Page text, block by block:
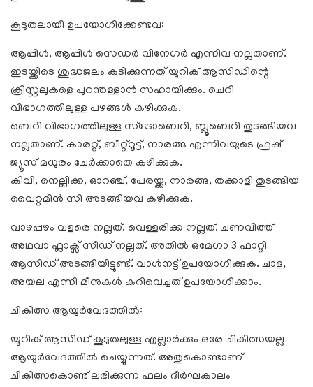
കൂടുതലായി ഉപയോഗിക്കേണ്ടവ:
ആപ്പിൾ, ആപ്പിൾ സെഡർ വിനേഗർ എന്നിവ നല്ലതാണ്.
ഇടയ്ക്കിടെ ശുദ്ധജലം കുടിക്കുന്നത് യൂറിക് ആസിഡിന്റെ
ക്രിസ്റ്റലുകളെ പുറന്തള്ളാൻ സഹായിക്കും. ചെറി
വിഭാഗത്തിലുള്ള പഴങ്ങൾ കഴിക്കുക.
ബെറി വിഭാഗത്തിലുള്ള സ്ട്രോബെറി, ബ്ലൂബെറി തുടങ്ങിയവ
നല്ലതാണ്. കാരറ്റ്, ബീറ്റ്റൂട്ട്, നാരങ്ങ എന്നിവയുടെ ഫ്രഷ്
ജ്യൂസ് മധുരം ചേർക്കാതെ കഴിക്കുക.
കിവി, നെല്ലിക്ക, ഓറഞ്ച്, പേരയ്ക്ക, നാരങ്ങ, തക്കാളി തുടങ്ങിയ
വൈറ്റമിൻ സി അടങ്ങിയവ കഴിക്കുക.
വാഴപ്പഴം വളരെ നല്ലത്. വെള്ളരിക്ക നല്ലത്. ചണവിത്ത്
അഥവാ ഫ്ലാക്സ് സീഡ് നല്ലത്. അതിൽ ഒമേഗാ 3 ഫാറ്റി
ആസിഡ് അടങ്ങിയിട്ടുണ്ട്. വാൾനട്ട് ഉപയോഗിക്കുക. ചാള,
അയല എന്നീ മീനുകൾ കറിവെച്ചത് ഉപയോഗിക്കാം.
ചികിത്സ ആയുർവേദത്തിൽ:
യൂറിക് ആസിഡ് കൂടുതലുള്ള എല്ലാർക്കും ഒരേ ചികിത്സയല്ല
ആയുർവേദത്തിൽ ചെയ്യുന്നത്. അതുകൊണ്ടാണ്
ചികിത്സകൊണ്ട് ലഭിക്കുന്ന ഫലം ദീർഘകാലം